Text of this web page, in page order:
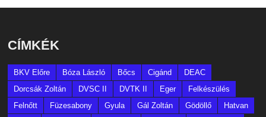
CÍMKÉK
BKV Előre Bóza László Bőcs Cigánd
DEAC
Dorcsák Zoltán
DVSC II DVTK II Eger
Felkészülés
Felnőtt
Füzesabony Gyula Gál Zoltán Gödöllő
Hatvan